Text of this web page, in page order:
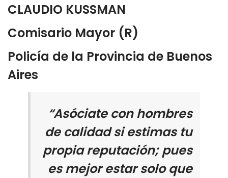
CLAUDIO KUSSMAN
Comisario Mayor (R)
Policía de la Provincia de Buenos
Aires
“Asóciate con hombres
de calidad si estimas tu
propia reputación; pues
es mejor estar solo que